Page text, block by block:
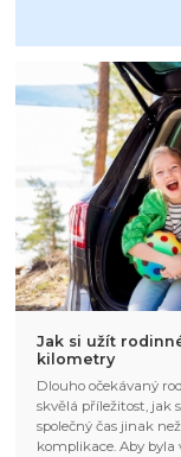
Jak si užít
kilometry
Dlouho očekávaný
skvělá příležitost, jak
společný čas jinak
komplikace. Aby